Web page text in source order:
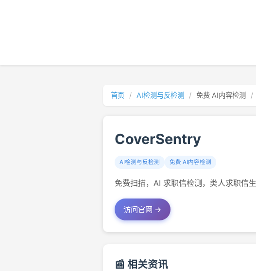
首页 / AI检测与反检测 / 免费 AI内容检测 /
CoverSentry
AI检测与反检测 免费 AI内容检测
免费扫描，AI 求职信检测，类人求职信
访问官网 →
📰 相关资讯